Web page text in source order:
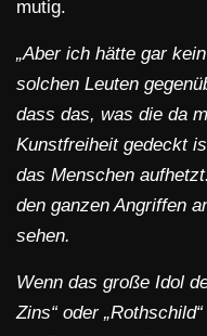
mutig.
„Aber ich hätte gar
solchen Leuten
dass das, was die da
Kunstfreiheit gedeckt
das Menschen
den ganzen Angriffen
sehen.
Wenn das große Idol
Zins“ oder